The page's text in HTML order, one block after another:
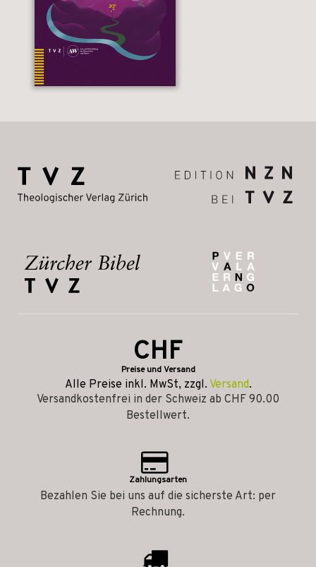
CHF
Preise und Versand
Alle Preise inkl. MwSt, zzgl. Versand.
Versandkostenfrei in der Schweiz ab CHF 90.00
Bestellwert.
Zahlungsarten
Bezahlen Sie bei uns auf die sicherste Art: per
Rechnung.